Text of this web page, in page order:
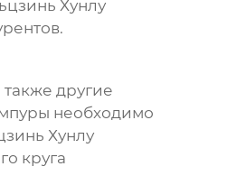
Хунлу
также другие
необходимо
Хунлу
круга